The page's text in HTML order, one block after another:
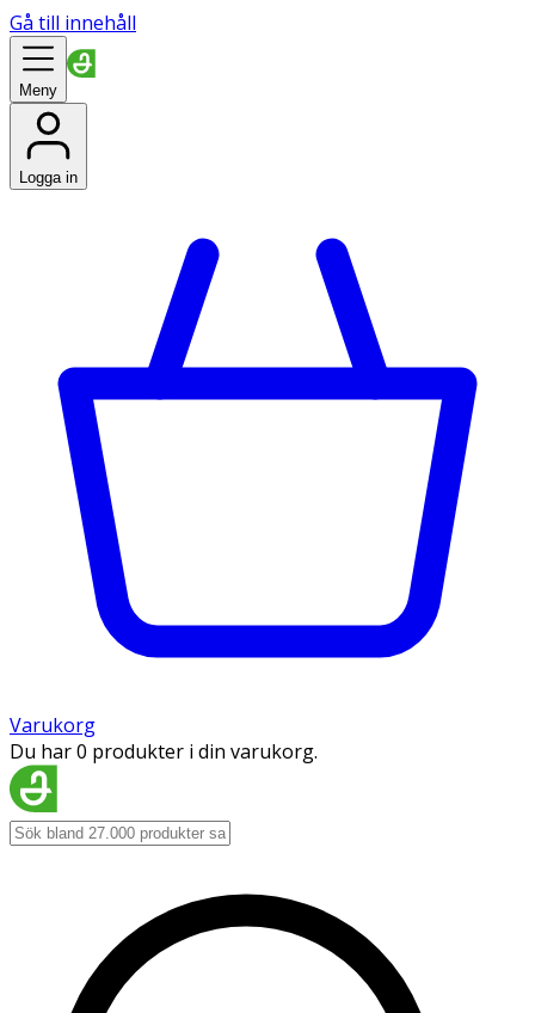
Gå till innehåll
Meny
Logga in
Varukorg
Du har 0 produkter i din varukorg.